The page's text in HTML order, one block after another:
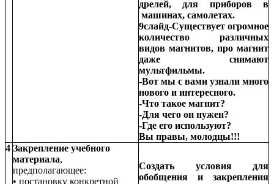
дрелей, для приборов в
машинах, самолетах.
9слайд-Существует огромное
количество различных
видов магнитов, про магнит
даже снимают
мультфильмы.
-Вот мы с вами узнали много
нового и интересного.
-Что такое магнит?
-Для чего он нужен?
-Где его используют?
Вы правы, молодцы!!!
4 Закрепление учебного
материала,
предполагающее:
• постановку конкретной
Создать условия для
обобщения и закрепления